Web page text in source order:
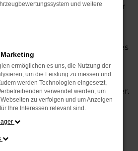
Unterstützung zur
das ideale Fahrzeug zu
bieten wir zusätzliche Services
und Leasingoptionen
zurInzahlungnahmeIhres
der Kauf Ihres
einfacher und individueller.
großen Auswahl an
lassen Sie sich in einer
Ihr Wunschfahrzeug
darauf, Ihnen bei der Wahl
zu helfen!
und weitere
ermöglichen es uns, die Nutzung der
um die Leistung zu messen und
werden Technologien eingesetzt,
verwendet werden, um
zu verfolgen und um Anzeigen
Ihre Interessen relevant sind.